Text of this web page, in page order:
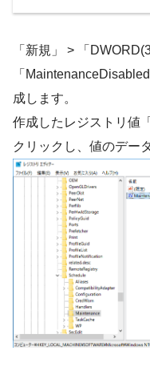
「新規」 > 「
「
成します。
作成したレジストリ値
クリックし、値のデー